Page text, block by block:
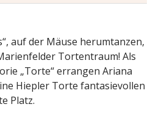
auf der Mäuse herumtanzen,
Tortentraum! Als
„Torte“ errangen Ariana
Hiepler Torte fantasievollen
Platz.